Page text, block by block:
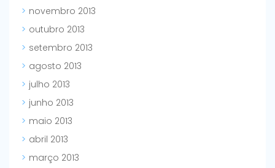
novembro 2013
outubro 2013
setembro 2013
agosto 2013
julho 2013
junho 2013
maio 2013
abril 2013
março 2013